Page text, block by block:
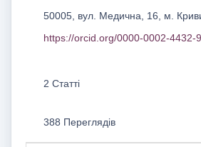
50005, вул. Медична, 16, м.
https://orcid.org/0000-0002-4432-
2 Статті
388 Переглядів